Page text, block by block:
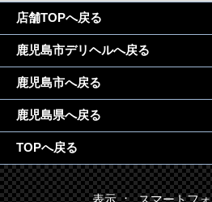
店舗TOPへ戻る
鹿児島市デリヘルへ戻る
鹿児島市へ戻る
鹿児島県へ戻る
TOPへ戻る
表示 ： スマート